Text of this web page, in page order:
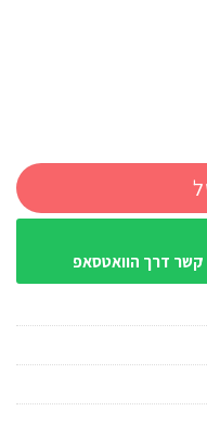
קשר דרך הוואטסאפ